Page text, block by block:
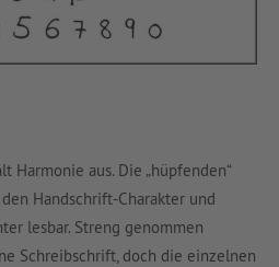
Harmonie aus. Die „hüpfenden“
Handschrift-Charakter und
lesbar. Streng genommen
Schreibschrift, doch die einzelnen